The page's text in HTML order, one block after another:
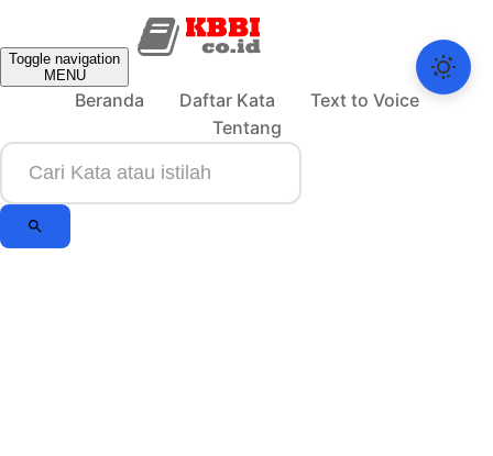
Toggle navigation
MENU
Beranda Daftar Kata
Text to Voice
Tentang